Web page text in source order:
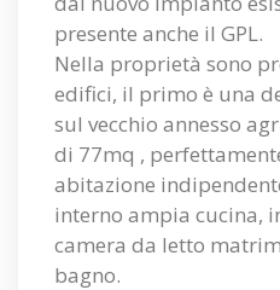
presente anche il GPL.
Nella proprietà sono
edifici, il primo è una
sul vecchio annesso
di 77mq ,
abitazione
interno ampia cucina,
camera da letto
bagno.